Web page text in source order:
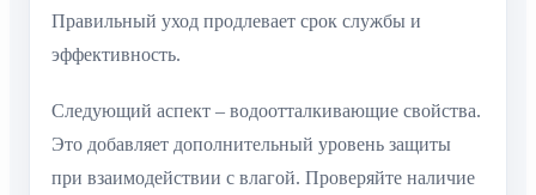
Правильный уход продлевает срок службы и
эффективность.
Следующий аспект – водоотталкивающие свойства.
Это добавляет дополнительный уровень защиты
при взаимодействии с влагой. Проверяйте наличие